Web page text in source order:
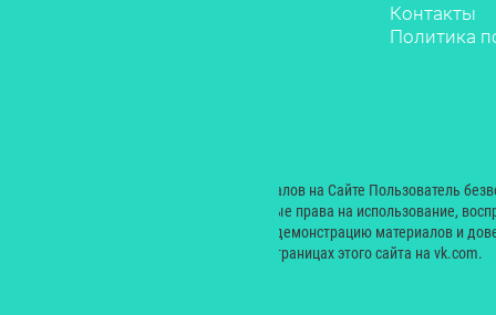
Контакты
Политика
© 2000 — 2024. При размещении материалов на Сайте Пользователь
Екатерина Николаевна неисключительные права на использование,
производных произведений, а также на демонстрацию материалов и
сайт yesmagazine.ru и на официальных страницах этого сайта на vk.com.